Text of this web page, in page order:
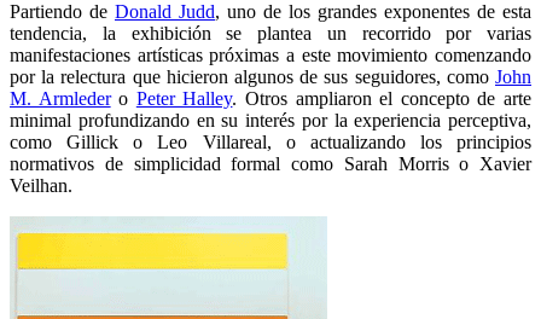
Partiendo de Donald Judd, uno de los grandes exponentes de esta
tendencia, la exhibición se plantea un recorrido por varias
manifestaciones artísticas próximas a este movimiento comenzando
por la relectura que hicieron algunos de sus seguidores, como John
M. Armledero Peter Halley. Otros ampliaron el concepto de arte
minimal profundizando en su interés por la experiencia perceptiva,
como Gillick o Leo Villareal, o actualizando los principios
normativos de simplicidad formal como Sarah Morris o Xavier
Veilhan.